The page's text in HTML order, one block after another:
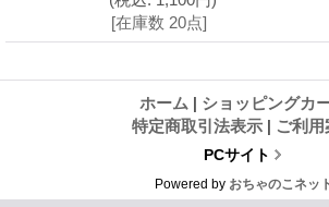
[在庫数 20点]
ホーム | ショッピングカ
特定商取引法表示 | ご利用
PCサイト
Powered by おちゃのこネッ